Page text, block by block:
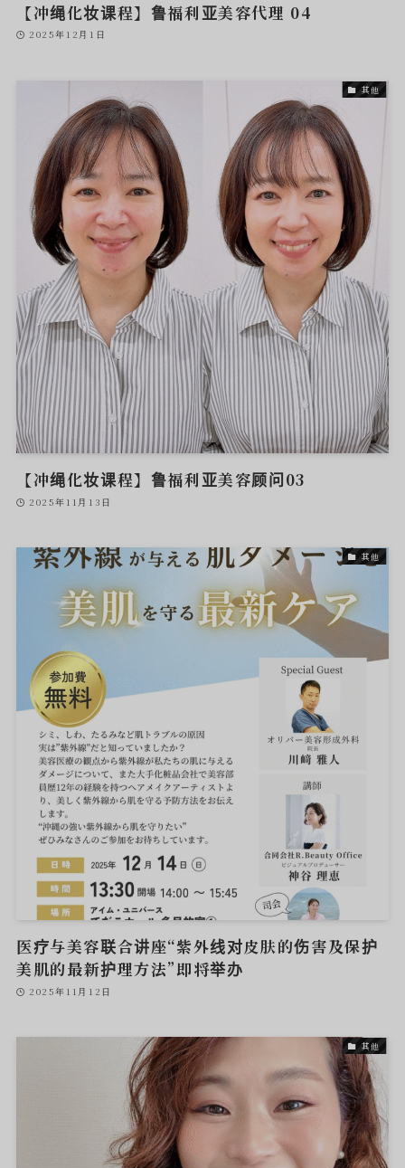
【冲绳化妆课程】鲁福利亚美容代理 04
2025年12月1日
其他
【冲绳化妆课程】鲁福利亚美容顾问03
2025年11月13日
其他
医疗与美容联合讲座“紫外线对皮肤的伤害及保护
美肌的最新护理方法”即将举办
2025年11月12日
其他